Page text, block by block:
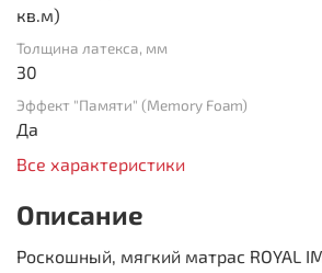
кв.м)
Толщина латекса, мм
30
Эффект "Памяти" (Memory Foam)
Да
Все характеристики
Описание
Роскошный, мягкий матрас ROYAL